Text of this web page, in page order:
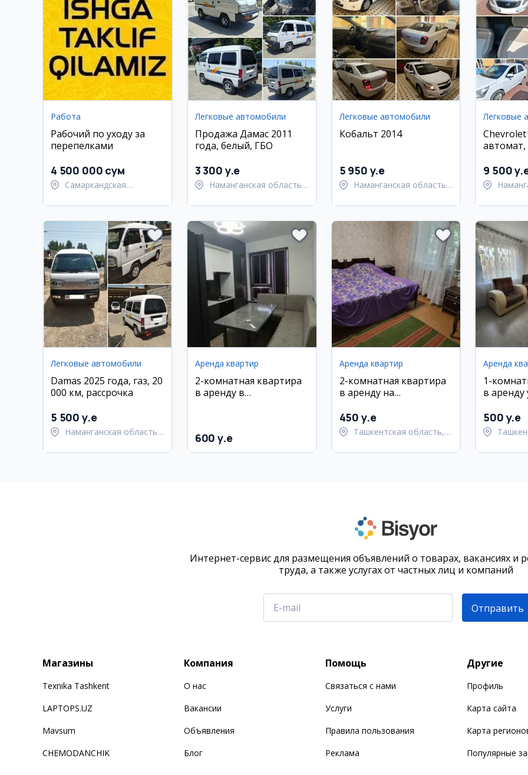
Работа
Рабочий по уходу за
перепелками
4 500 000 сум
Самаркандская
район
Легковые автомобили
Продажа Дамас 2011
года, белый, ГБО
3 300 y.e
Наманганская область,
Легковые автомобили
Кобальт 2014
5 950 y.e
Наманганская область,
Легковые
автомат,
9 500
Легковые автомобили
Damas 2025 года, газ, 20
000 км, рассрочка
5 500 y.e
Наманганская область,
Аренда квартир
2-комнатная квартира
в аренду в
600 y.e
Аренда квартир
2-комнатная квартира
в аренду на
450 y.e
Ташкентская область,
Аренда
1-
в
500 y.e
Интернет-сервис для размещения объявлений о товарах, вакансиях и
труда, а также услугах от частных лиц и компаний
Отправить
Магазины
Texnika Tashkent
LAPTOPS.UZ
Mavsum
CHEMODANCHIK
Компания
О нас
Вакансии
Объявления
Блог
Помощь
Связаться с нами
Услуги
Правила пользования
Реклама
Другие
Профиль
Карта сайта
Карта
Популярные